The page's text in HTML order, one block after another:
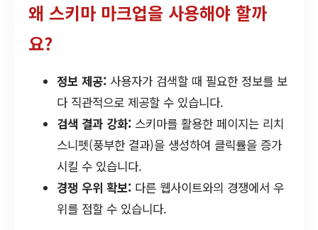
왜 스키마 마크업을 사용해야 할까
요?
정보 제공: 사용자가 검색할 때 필요한 정보를 보
다 직관적으로 제공할 수 있습니다.
검색 결과 강화: 스키마를 활용한 페이지는 리치
스니펫(풍부한 결과)을 생성하여 클릭률을 증가
시킬 수 있습니다.
경쟁 우위 확보: 다른 웹사이트와의 경쟁에서 우
위를 점할 수 있습니다.